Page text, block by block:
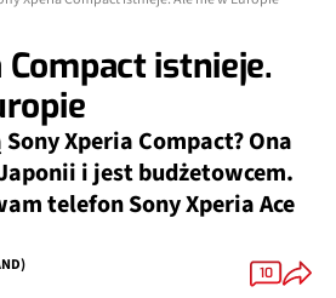
istnieje.
Xperia Compact? Ona
i jest budżetowcem.
telefon Sony Xperia Ace
10